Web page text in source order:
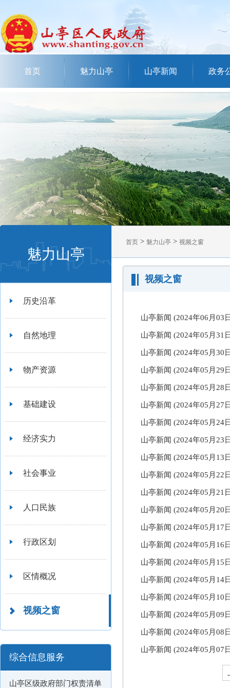
首页 魅力山亭 山亭新闻 政务
魅力山亭
历史沿革
自然地理
物产资源
基础建设
经济实力
社会事业
人口民族
行政区划
区情概况
视频之窗
综合信息服务
山亭区级政府部门权责清单
首页 > 魅力山亭 > 视频之窗
视频之窗
山亭新闻 (2024年06月03
山亭新闻 (2024年05月31
山亭新闻 (2024年05月30
山亭新闻 (2024年05月29
山亭新闻 (2024年05月28
山亭新闻 (2024年05月27
山亭新闻 (2024年05月24
山亭新闻 (2024年05月23
山亭新闻 (2024年05月13
山亭新闻 (2024年05月22
山亭新闻 (2024年05月21
山亭新闻 (2024年05月20
山亭新闻 (2024年05月17
山亭新闻 (2024年05月16
山亭新闻 (2024年05月15
山亭新闻 (2024年05月14
山亭新闻 (2024年05月10
山亭新闻 (2024年05月09
山亭新闻 (2024年05月08
山亭新闻 (2024年05月07